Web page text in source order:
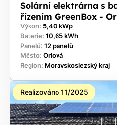
Solární elektrárna s
řízením GreenBox -
Výkon: 5,40 kWp
Baterie: 10,65 kWh
Panelů: 12 panelů
Město: Orlová
Region: Moravskoslezský kraj
Realizováno 11/2025